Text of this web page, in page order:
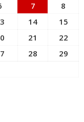
7
8
14
15
21
22
28
29